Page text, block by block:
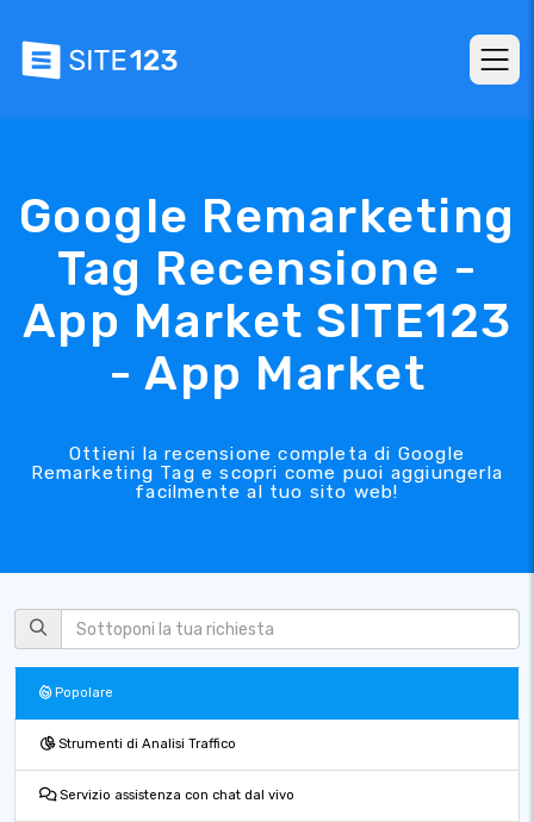
Google Remarketing
Tag Recensione -
App Market SITE123
- App Market
Ottieni la recensione completa di Google
Remarketing Tag e scopri come puoi aggiungerla
facilmente al tuo sito web!
Popolare
Strumenti di Analisi Traffico
Servizio assistenza con chat dal vivo